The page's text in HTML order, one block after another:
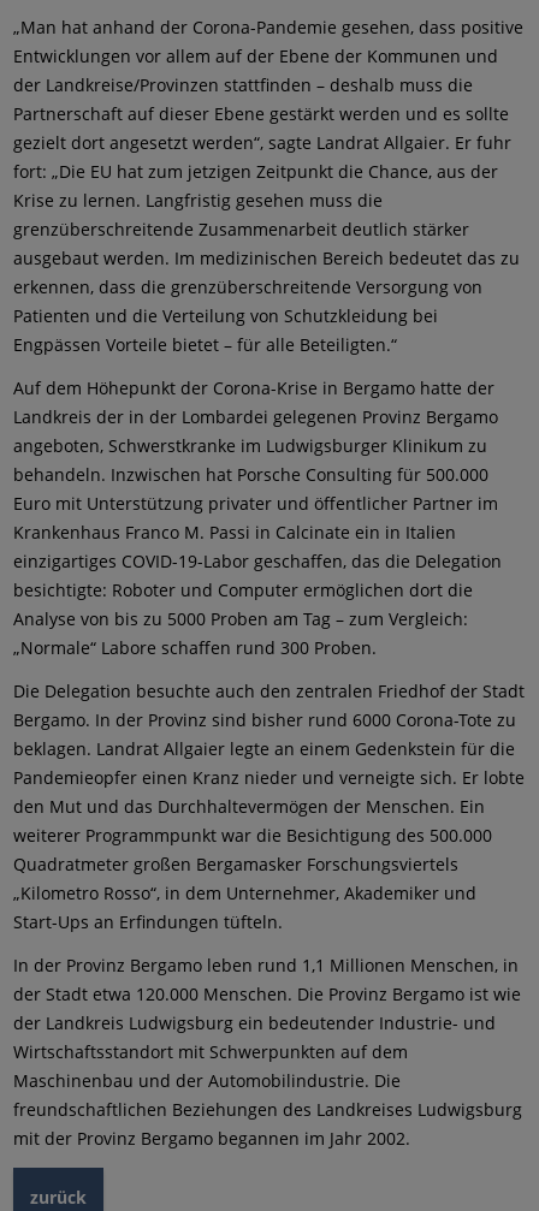
„Man hat anhand der Corona-Pandemie gesehen, dass positive
Entwicklungen vor allem auf der Ebene der Kommunen und
der Landkreise/Provinzen stattfinden – deshalb muss die
Partnerschaft auf dieser Ebene gestärkt werden und es sollte
gezielt dort angesetzt werden“, sagte Landrat Allgaier. Er fuhr
fort: „Die EU hat zum jetzigen Zeitpunkt die Chance, aus der
Krise zu lernen. Langfristig gesehen muss die
grenzüberschreitende Zusammenarbeit deutlich stärker
ausgebaut werden. Im medizinischen Bereich bedeutet das zu
erkennen, dass die grenzüberschreitende Versorgung von
Patienten und die Verteilung von Schutzkleidung bei
Engpässen Vorteile bietet – für alle Beteiligten.“
Auf dem Höhepunkt der Corona-Krise in Bergamo hatte der
Landkreis der in der Lombardei gelegenen Provinz Bergamo
angeboten, Schwerstkranke im Ludwigsburger Klinikum zu
behandeln. Inzwischen hat Porsche Consulting für 500.000
Euro mit Unterstützung privater und öffentlicher Partner im
Krankenhaus Franco M. Passi in Calcinate ein in Italien
einzigartiges COVID-19-Labor geschaffen, das die Delegation
besichtigte: Roboter und Computer ermöglichen dort die
Analyse von bis zu 5000 Proben am Tag – zum Vergleich:
„Normale“ Labore schaffen rund 300 Proben.
Die Delegation besuchte auch den zentralen Friedhof der Stadt
Bergamo. In der Provinz sind bisher rund 6000 Corona-Tote zu
beklagen. Landrat Allgaier legte an einem Gedenkstein für die
Pandemieopfer einen Kranz nieder und verneigte sich. Er lobte
den Mut und das Durchhaltevermögen der Menschen. Ein
weiterer Programmpunkt war die Besichtigung des 500.000
Quadratmeter großen Bergamasker Forschungsviertels
„Kilometro Rosso“, in dem Unternehmer, Akademiker und
Start-Ups an Erfindungen tüfteln.
In der Provinz Bergamo leben rund 1,1 Millionen Menschen, in
der Stadt etwa 120.000 Menschen. Die Provinz Bergamo ist wie
der Landkreis Ludwigsburg ein bedeutender Industrie- und
Wirtschaftsstandort mit Schwerpunkten auf dem
Maschinenbau und der Automobilindustrie. Die
freundschaftlichen Beziehungen des Landkreises Ludwigsburg
mit der Provinz Bergamo begannen im Jahr 2002.
zurück